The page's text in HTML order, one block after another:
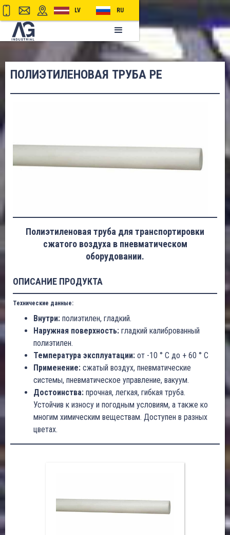
LV RU
ПОЛИЭТИЛЕНОВАЯ ТРУБА PE
Полиэтиленовая труба для транспортировки
сжатого воздуха в пневматическом
оборудовании.
ОПИСАНИЕ ПРОДУКТА
Технические данные:
Внутри: полиэтилен, гладкий.
Наружная поверхность: гладкий калиброванный
полиэтилен.
Температура эксплуатации: от -10 ° C до + 60 ° C
Применение: сжатый воздух, пневматические
системы, пневматическое управление, вакуум.
Достоинства: прочная, легкая, гибкая труба.
Устойчив к износу и погодным условиям, а также ко
многим химическим веществам. Доступен в разных
цветах.